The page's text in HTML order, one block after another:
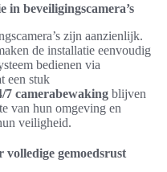
in beveiligingscamera’s
zijn aanzienlijk.
de installatie eenvoudig
bedienen via
een stuk
7 camerabewaking blijven
van hun omgeving en
veiligheid.
volledige gemoedsrust